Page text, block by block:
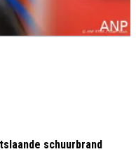
schuurbrand